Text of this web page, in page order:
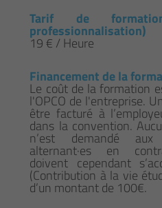
Tarif de
professionnalisation)
19 € / Heure
Financement de la
Le coût de la formation
l'OPCO de l'entreprise.
être facturé à
dans la convention.
n’est demandé aux
alternant·es en
doivent cependant
(Contribution à la vie
d’un montant de 100€.